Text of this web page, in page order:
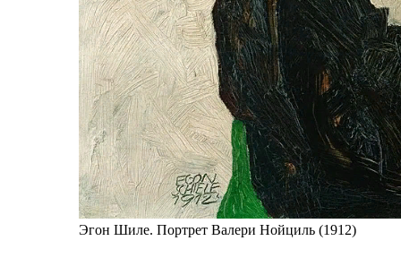
Эгон Шиле. Портрет Валери Нойциль (1912)